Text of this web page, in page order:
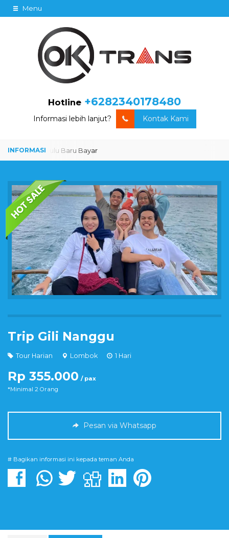
Menu
Hotline +6282340178480
Informasi lebih lanjut? Kontak Kami
Trip Dulu Baru Bayar
Trip Gili Nanggu
Tour Harian Lombok 1 Hari
Rp 355.000 / pax
*Minimal 2 Orang
Pesan via Whatsapp
# Bagikan informasi ini kepada teman Anda